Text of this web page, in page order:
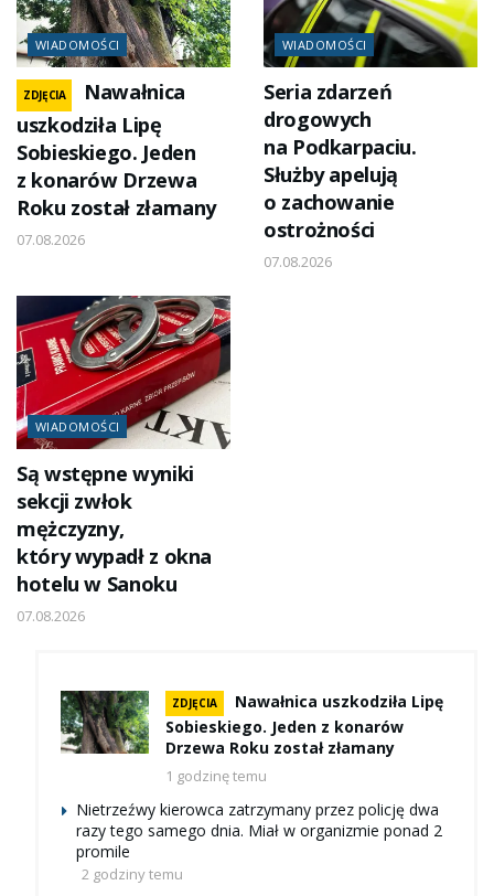
WIADOMOŚCI
ZDJĘCIA
Nawałnica
uszkodziła Lipę
Sobieskiego. Jeden
z konarów Drzewa
Roku został złamany
07.08.2026
WIADOMOŚCI
Seria zdarzeń
drogowych
na Podkarpaciu.
Służby apelują
o zachowanie
ostrożności
07.08.2026
WIADOMOŚCI
Są wstępne wyniki
sekcji zwłok
mężczyzny,
który wypadł z okna
hotelu w Sanoku
07.08.2026
ZDJĘCIA
Nawałnica uszkodziła Lipę
Sobieskiego. Jeden z konarów
Drzewa Roku został złamany
1 godzinę temu
Nietrzeźwy kierowca zatrzymany przez policję dwa
razy tego samego dnia. Miał w organizmie ponad 2
promile
2 godziny temu